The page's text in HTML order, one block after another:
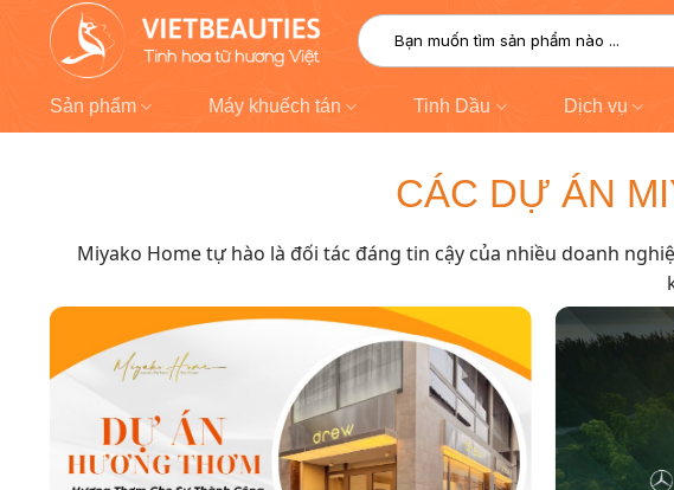
Chuyển
Tìm
kiếm:
Sản phẩm Máy khuếch tán Tinh Dầu Dịch vụ
CÁC DỰ ÁN
Miyako Home tự hào là đối tác đáng tin cậy của nhiều doanh